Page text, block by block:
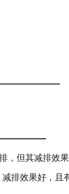
，但其减排效
排效果好，